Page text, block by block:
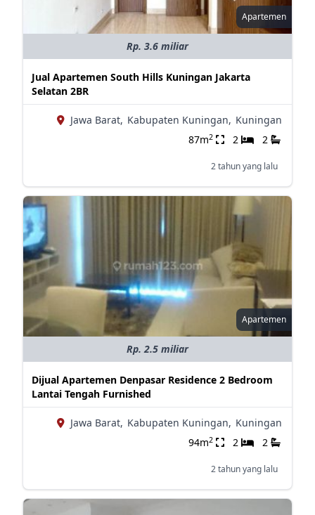
Apartemen
Rp. 3.6 miliar
Jual Apartemen South Hills Kuningan Jakarta
Selatan 2BR
Jawa Barat, Kabupaten Kuningan, Kuningan
87m2 2 2
2 tahun yang lalu
Apartemen
Rp. 2.5 miliar
Dijual Apartemen Denpasar Residence 2 Bedroom
Lantai Tengah Furnished
Jawa Barat, Kabupaten Kuningan, Kuningan
94m2 2 2
2 tahun yang lalu